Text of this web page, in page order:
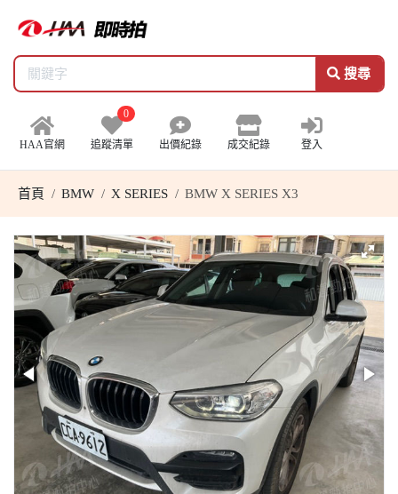
搜尋
HAA官網
0
追蹤清單 出價紀錄 成交紀錄 登入
首頁 BMW X SERIES BMW X SERIES X3